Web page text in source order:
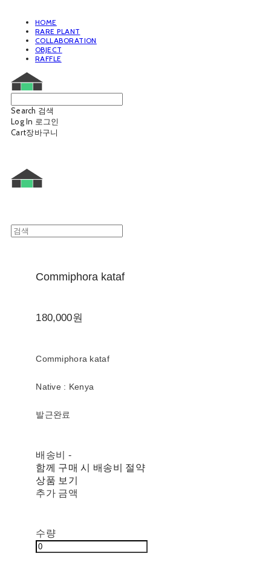
HOME
RARE PLANT
COLLABORATION
OBJECT
RAFFLE
Search 검색
Log In 로그인
Cart장바구니
Commiphora kataf
180,000원
Commiphora kataf
Native : Kenya
발근완료
배송비 -
함께 구매 시 배송비 절약
상품 보기
추가 금액
수량